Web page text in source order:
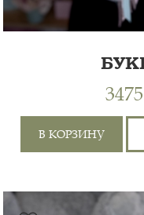
РОЗА КУСТОВАЯ 50СМ
4ШТ, ХРИЗАНТЕМА
В КОРЗИНУ